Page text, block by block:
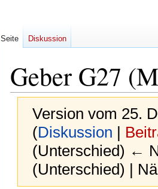
Geber G27
Version vom 25.
(Diskussion |
(Unterschied) ←
(Unterschied) |
Seite Diskussion